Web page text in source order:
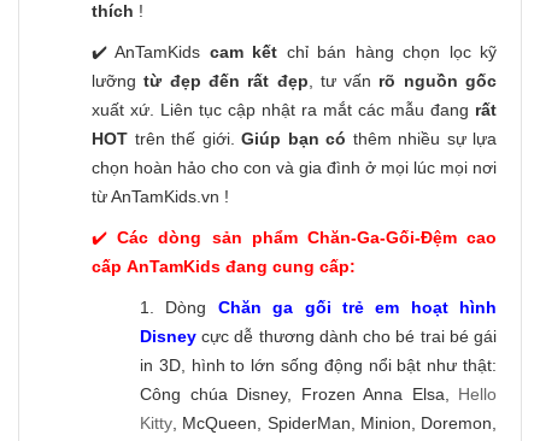
thích !
✔️ AnTamKids cam kết chỉ bán hàng chọn lọc kỹ
lưỡngtừ đẹp đến rất đẹp, tư vấn rõ nguồn gốc
xuất xứ. Liên tục cập nhật ra mắt các mẫu đang rất
HOT trên thế giới. Giúp bạn có thêm nhiều sự lựa
chọn hoàn hảo cho con và gia đình ở mọi lúc mọi nơi
từ AnTamKids.vn !
✔️Các dòng sản phẩm Chăn-Ga-Gối-Đệm cao
cấp AnTamKids đang cung cấp:
1. Dòng Chăn ga gối trẻ em hoạt hình
Disney cực dễ thương dành cho bé trai bé gái
in 3D, hình to lớn sống động nổi bật như thật:
Công chúa Disney, Frozen Anna Elsa, Hello
Kitty, McQueen, SpiderMan, Minion, Doremon,